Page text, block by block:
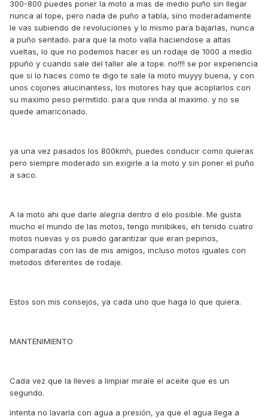
300-800 puedes poner la moto a mas de medio puño sin llegar
nunca al tope, pero nada de puño a tabla, sino moderadamente
le vas subiendo de revoluciones y lo mismo para bajarlas, nunca
a puño sentado. para que la moto valla haciendose a altas
vueltas, lo que no podemos hacer es un rodaje de 1000 a medio
ppuño y cuando sale del taller ale a tope. no!!!! se por experiencia
que si lo haces como te digo te sale la moto muyyy buena, y con
unos cojones alucinantess, los motores hay que acoplarlos con
su maximo peso permitido. para que rinda al maximo. y no se
quede amariconado.
ya una vez pasados los 800kmh, puedes conducir como quieras
pero siempre moderado sin exigirle a la moto y sin poner el puño
a saco.
A la moto ahi que darle alegria dentro d elo posible. Me gusta
mucho el mundo de las motos, tengo minibikes, eh tenido cuatro
motos nuevas y os puedo garantizar que eran pepinos,
comparadas con las de mis amigos, incluso motos iguales con
metodos diferentes de rodaje.
Estos son mis consejos, ya cada uno que haga lo que quiera.
MANTENIMIENTO
Cada vez que la lleves a limpiar mirale el aceite que es un
segundo.
intenta no lavarla con agua a presión, ya que el agua llega a